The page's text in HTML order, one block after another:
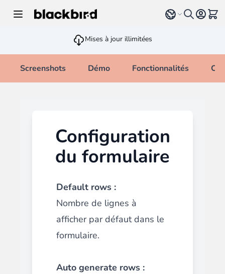
Select language
Voir
Mises à jour illimitées
Screenshots Démo Fonctionnalités
Configuration
du formulaire
Default rows :
Nombre de lignes à
afficher par défaut dans le
formulaire.
Auto generate rows :